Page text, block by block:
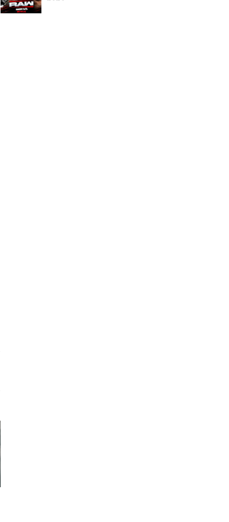
celebração do The Judgment Day